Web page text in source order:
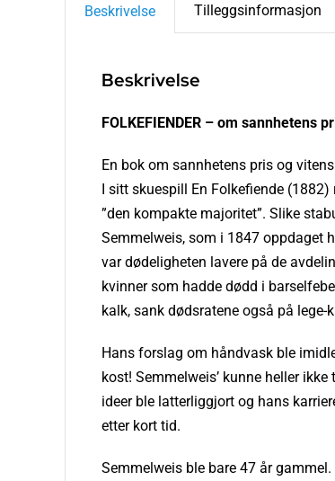
Beskrivelse Tilleggsinformasjon
Beskrivelse
FOLKEFIENDER – om sannhetens
En bok om sannhetens pris og
I sitt skuespill En Folkefiende
”den kompakte majoritet”. Slike
Semmelweis, som i 1847 oppdaget
var dødeligheten lavere på de
kvinner som hadde dødd i
kalk, sank dødsratene også på
Hans forslag om håndvask ble
kost! Semmelweis’ kunne heller
ideer ble latterliggjort og hans
etter kort tid.
Semmelweis ble bare 47 år